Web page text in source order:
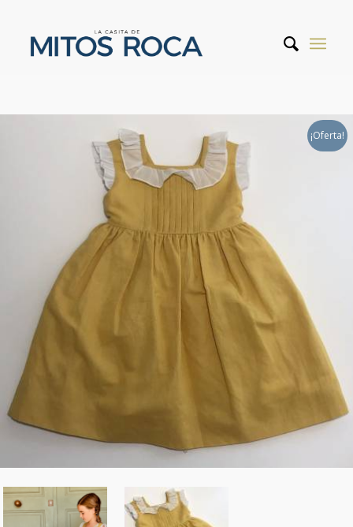
¡Oferta!